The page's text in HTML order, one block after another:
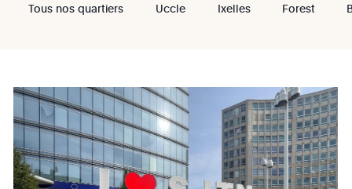
Tous nos quartiers Uccle Ixelles Forest